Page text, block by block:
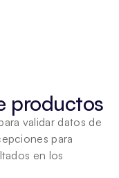
productos
validar datos de
para
en los